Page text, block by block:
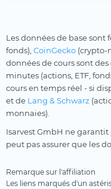
Les données de base sont
fonds), CoinGecko (crypto-
données de cours sont
minutes (actions, ETF,
cours en temps réel - si
et de Lang & Schwarz
monnaies).
Isarvest GmbH ne
peut pas assurer que les
Remarque sur l'affiliation
Les liens marqués d'un